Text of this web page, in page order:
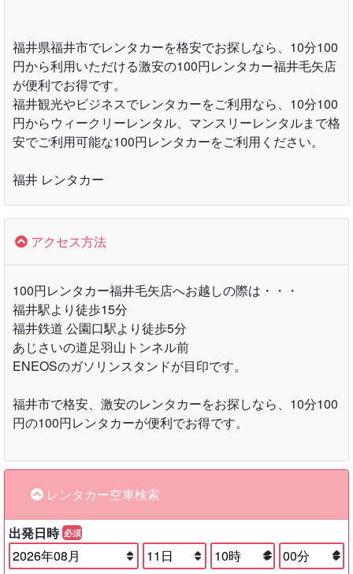
福井県福井市でレンタカーを格安でお探しなら、10分100
円から利用いただける激安の100円レンタカー福井毛矢店
が便利でお得です。
福井観光やビジネスでレンタカーをご利用なら、10分100
円からウィークリーレンタル、マンスリーレンタルまで格
安でご利用可能な100円レンタカーをご利用ください。
福井 レンタカー
アクセス方法
100円レンタカー福井毛矢店へお越しの際は・・・
福井駅より徒歩15分
福井鉄道 公園口駅より徒歩5分
あじさいの道足羽山トンネル前
ENEOSのガソリンスタンドが目印です。
福井市で格安、激安のレンタカーをお探しなら、10分100
円の100円レンタカーが便利でお得です。
レンタカー空車検索
出発日時 必須